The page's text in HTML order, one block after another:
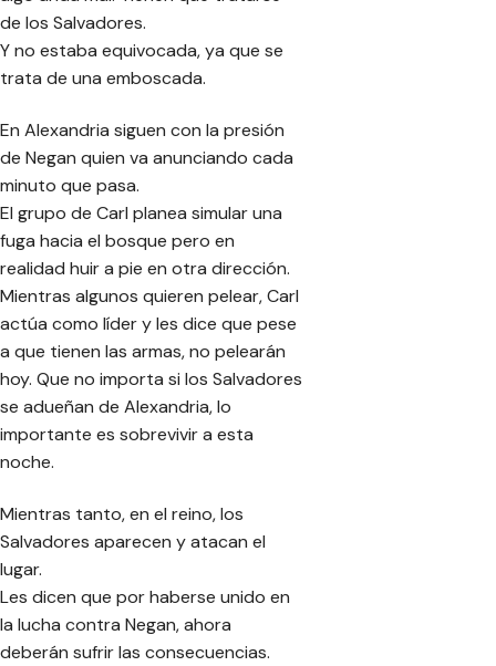
de los Salvadores.
Y no estaba equivocada, ya que se
trata de una emboscada.
En Alexandria siguen con la presión
de Negan quien va anunciando cada
minuto que pasa.
El grupo de Carl planea simular una
fuga hacia el bosque pero en
realidad huir a pie en otra dirección.
Mientras algunos quieren pelear, Carl
actúa como líder y les dice que pese
a que tienen las armas, no pelearán
hoy. Que no importa si los Salvadores
se adueñan de Alexandria, lo
importante es sobrevivir a esta
noche.
Mientras tanto, en el reino, los
Salvadores aparecen y atacan el
lugar.
Les dicen que por haberse unido en
la lucha contra Negan, ahora
deberán sufrir las consecuencias.